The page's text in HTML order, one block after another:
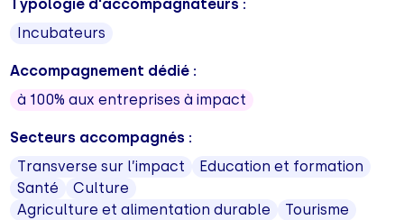
Typologie d'accompagnateurs :
Incubateurs
Accompagnement dédié :
à 100% aux entreprises à impact
Secteurs accompagnés :
Transverse sur l’impact
Education et formation
Santé
Culture
Agriculture et alimentation durable
Tourisme